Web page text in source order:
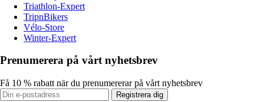
Triathlon-Expert
TripnBikers
Vélo-Store
Winter-Expert
Prenumerera på vårt nyhetsbrev
Få 10 % rabatt när du prenumererar på vårt nyhetsbrev
Registrera dig